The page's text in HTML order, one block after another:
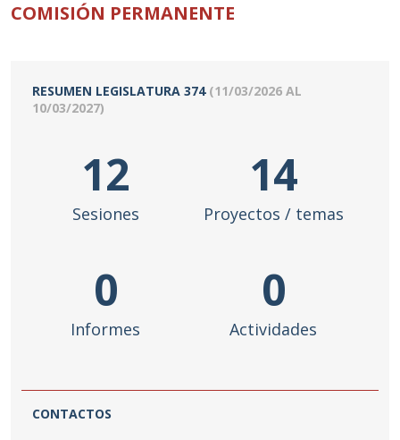
COMISIÓN PERMANENTE
RESUMEN LEGISLATURA 374 (11/03/2026 AL
10/03/2027)
12
Sesiones
14
Proyectos / temas
0
Informes
0
Actividades
CONTACTOS